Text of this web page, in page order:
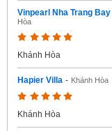
Vinpearl Nha Trang
Hòa
Khánh Hòa
Hapier Villa - Khánh Hòa
Khánh Hòa